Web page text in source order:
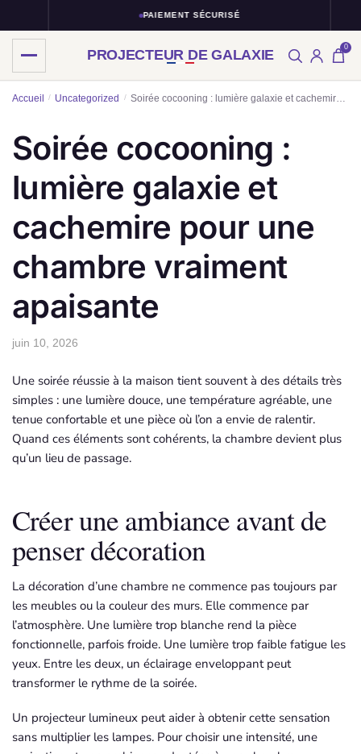
PAIEMENT SÉCURISÉ
PROJECTEUR DE GALAXIE 0
Accueil / Uncategorized / Soirée cocooning : lumière galaxie et cachemire pour une chambre vraiment apaisante
Soirée cocooning :
lumière galaxie et
cachemire pour une
chambre vraiment
apaisante
juin 10, 2026
Une soirée réussie à la maison tient souvent à des détails très
simples : une lumière douce, une température agréable, une
tenue confortable et une pièce où l’on a envie de ralentir.
Quand ces éléments sont cohérents, la chambre devient plus
qu’un lieu de passage.
Créer une ambiance avant de
penser décoration
La décoration d’une chambre ne commence pas toujours par
les meubles ou la couleur des murs. Elle commence par
l’atmosphère. Une lumière trop blanche rend la pièce
fonctionnelle, parfois froide. Une lumière trop faible fatigue les
yeux. Entre les deux, un éclairage enveloppant peut
transformer le rythme de la soirée.
Un projecteur lumineux peut aider à obtenir cette sensation
sans multiplier les lampes. Pour choisir une intensité, une